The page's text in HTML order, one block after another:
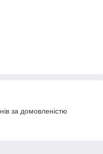
за домовленістю